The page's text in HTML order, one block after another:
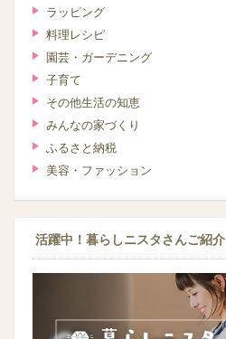
ラッピング
料理レシピ
園芸・ガーデニング
子育て
その他生活の知恵
みんなの家づくり
ふるさと納税
美容・ファッション
活躍中！暮らしニスタさんご紹介